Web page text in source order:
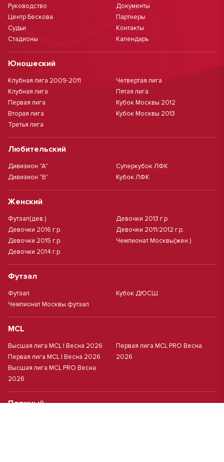
Руководство
Центр Бескова
Судьи
Стадионы
Документы
Партнеры
Контакты
Календарь
Юношеский
Клубная лига 2009-2011
Клубная лига
Первая лига
Вторая лига
Третья лига
Четвертая лига
Пятая лига
Кубок Москвы 2012
Кубок Москвы 2013
Любительский
Дивизион "А"
Дивизион "Б"
Суперкубок ЛФК
Кубок ЛФК
Женский
Футзал(дев.)
Девочки 2016 г.р.
Девочки 2015 г.р.
Девочки 2014 г.р.
Девочки 2013 г.р.
Девочки 2011/2012 г.р.
Чемпионат Москвы(жен.)
Футзал
Футзал
Чемпионат Москвы футзал
Кубок ДЮСШ
MCL
Высшая лига MCL | Весна 2026
Первая лига MCL | Весна 2026
Высшая лига MCL PRO Весна
2026
Первая лига MCL PRO Весна
2026
Пляжный